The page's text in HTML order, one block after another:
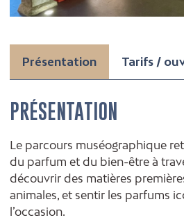
Présentation Tarifs /
PRÉSENTATION
Le parcours muséographique
du parfum et du bien-être à
découvrir des matières
animales, et sentir les parfums
l’occasion.